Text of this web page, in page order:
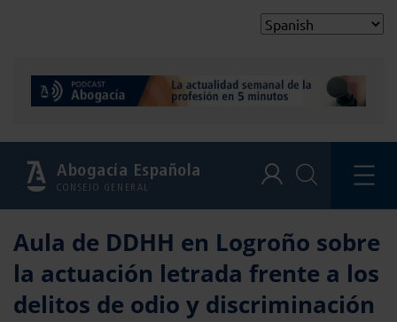
Abogacía Española
CONSEJO GENERAL
Aula de DDHH en Logroño sobre
la actuación letrada frente a los
delitos de odio y discriminación